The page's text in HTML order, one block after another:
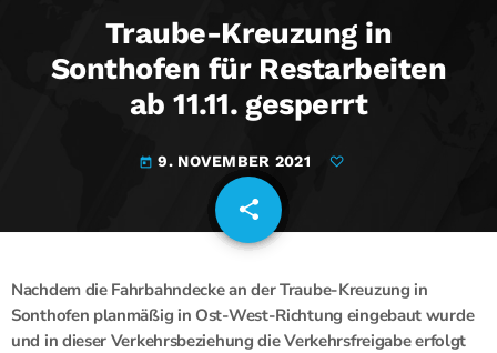
Traube-Kreuzung in
Sonthofen für Restarbeiten
ab 11.11. gesperrt
today 9. NOVEMBER 2021
share
email
Nachdem die Fahrbahndecke an der Traube-Kreuzung in
Sonthofen planmäßig in Ost-West-Richtung eingebaut wurde
und in dieser Verkehrsbeziehung die Verkehrsfreigabe erfolgt